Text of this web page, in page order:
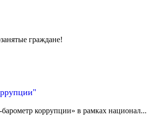
граждане!
коррупции» в рамках национал...